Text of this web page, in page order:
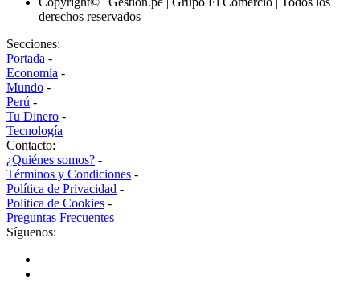
derechos reservados
Secciones:
Portada -
Economía -
Mundo -
Perú -
Tu Dinero -
Tecnología
Contacto:
¿Quiénes somos? -
Términos y Condiciones -
Política de Privacidad -
Politica de Cookies -
Preguntas Frecuentes
Síguenos: